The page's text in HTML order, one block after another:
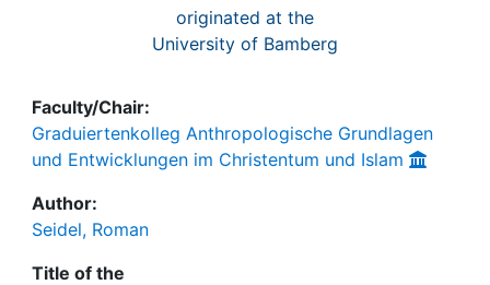
originated at the
University of Bamberg
Faculty/Chair:
Graduiertenkolleg Anthropologische Grundlagen
und Entwicklungen im Christentum und Islam
Author:
Seidel, Roman
Title of the